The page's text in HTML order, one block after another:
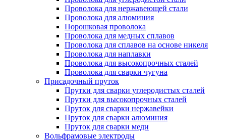
Проволока для нержавеющей стали
Проволока для алюминия
Порошковая проволока
Проволока для медных сплавов
Проволока для сплавов на основе никеля
Проволока для наплавки
Проволока для высокопрочных сталей
Проволока для сварки чугуна
Присадочный пруток
Прутки для сварки углеродистых сталей
Прутки для высокопрочных сталей
Пруток для сварки нержавейки
Пруток для сварки алюминия
Пруток для сварки меди
Вольфрамовые электроды